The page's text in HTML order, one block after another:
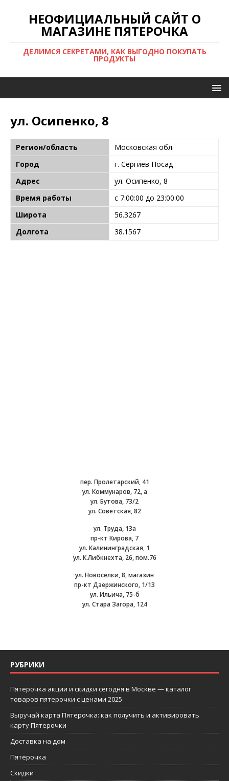
НЕОФИЦИАЛЬНЫЙ САЙТ О
МАГАЗИНЕ ПЯТЕРОЧКА
ДЕЛИМСЯ СЕКРЕТАМИ, КАК ВЫГОДНО ПОКУПАТЬ
ПРОДУКТЫ
ул. Осипенко, 8
Регион/область
Московская обл.
Город
г. Сергиев Посад
Адрес
ул. Осипенко, 8
Время работы
с 7:00:00 до 23:00:00
Широта
56.3267
Долгота
38.1567
пер. Пролетарский, 41
ул. Коммунаров, 72, а
ул. Бутова, 73/2
ул. Советская, 82
ул. Труда, 13а
пр-кт Кирова, 7
ул. Калининградская, 1
ул. К.Либкнехта, 26, пом.76
ул. Новоселки, 8, магазин
пр-кт Дзержинского, 1/13
ул. Ильича, 75-б
ул. Стара Загора, 124
РУБРИКИ
Пятерочка акции и скидки сегодня в Москве — каталог
товаров пятерочки с ценами 2025
Выручай карта Пятерочка: как получить и активировать
карту Пятерочки
Доставка на дом
Пятёрочка
Скидки